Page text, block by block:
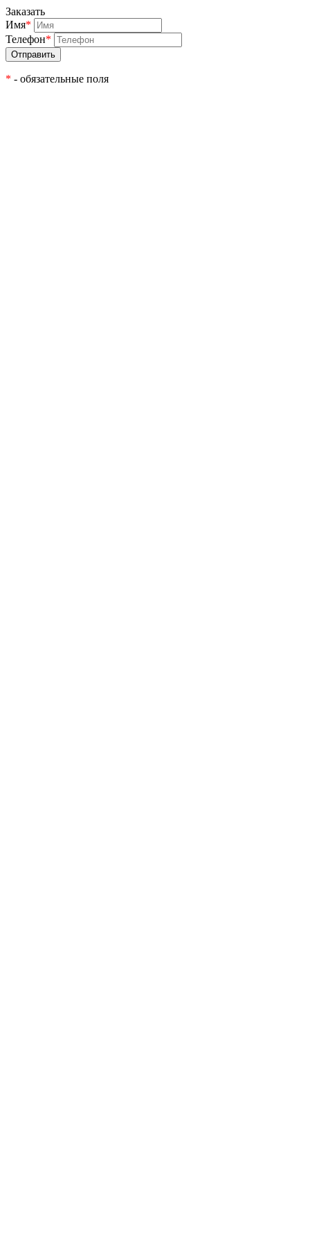
Заказать
Имя*
Телефон*
* - обязательные поля